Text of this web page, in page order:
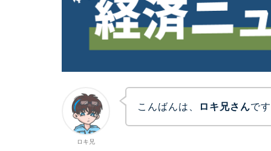
ロキ兄
こんばんは、 ロキ兄さんで